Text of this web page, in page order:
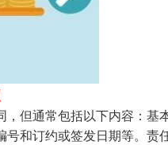
但通常包括以下内容：
和订约或签发日期等。